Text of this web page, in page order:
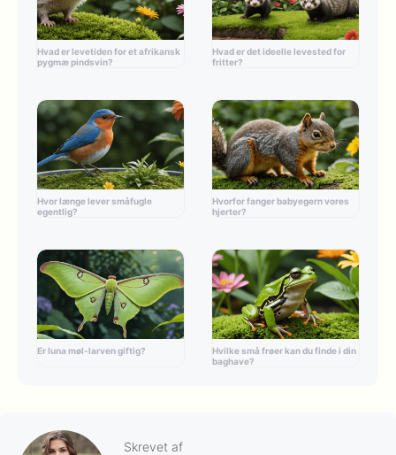
Hvad er levetiden for et afrikansk
pygmæ pindsvin?
Hvad er det ideelle levested for
fritter?
Hvor længe lever småfugle
egentlig?
Hvorfor fanger babyegern vores
hjerter?
Er luna møl-larven giftig?
Hvilke små frøer kan du finde i din
baghave?
Skrevet af